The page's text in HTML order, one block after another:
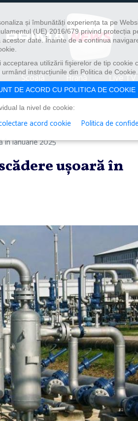
Școală Hrană Live TV
în ianuarie 2025
uşoară în
și îmbunătăți experiența ta pe
(UE) 2016/679 privind protecția
date. Înainte de a continua
utilizării fişierelor de tip cookie
instrucțiunile din Politica de Cookie.
DE ACORD CU POLITICA DE COOKIE
la nivel de cookie:
acord cookie Politica de